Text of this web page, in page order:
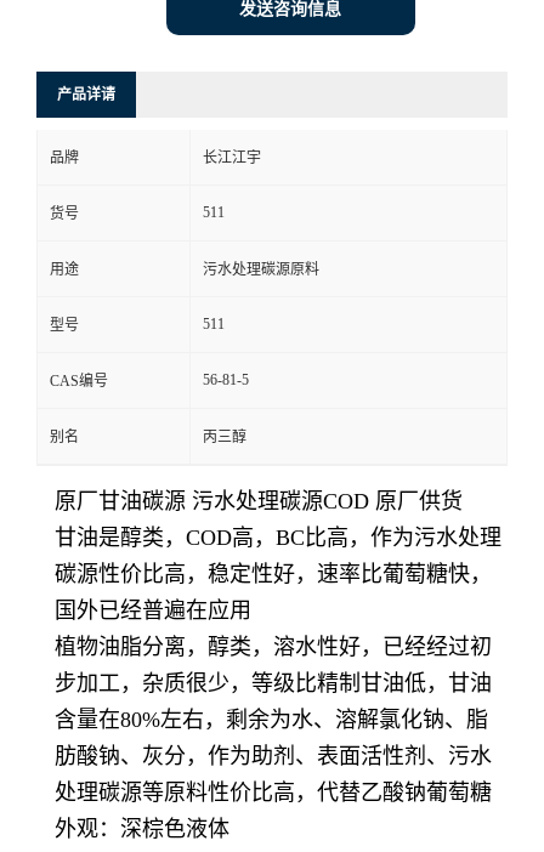
发送咨询信息
产品详请
品牌 长江江宇
货号 511
用途 污水处理碳源原料
型号 511
CAS编号 56-81-5
别名 丙三醇
原厂甘油碳源 污水处理碳源COD 原厂供货
甘油是醇类，COD高，BC比高，作为污水处理
碳源性价比高，稳定性好，速率比葡萄糖快，
国外已经普遍在应用
植物油脂分离，醇类，溶水性好，已经经过初
步加工，杂质很少，等级比精制甘油低，甘油
含量在80%左右，剩余为水、溶解氯化钠、脂
肪酸钠、灰分，作为助剂、表面活性剂、污水
处理碳源等原料性价比高，代替乙酸钠葡萄糖
外观：深棕色液体